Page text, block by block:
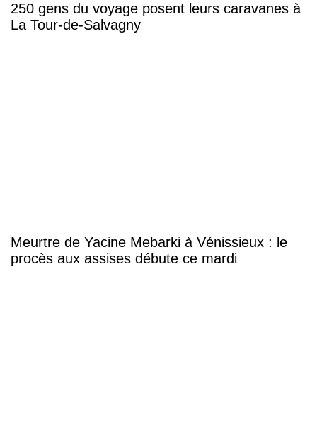
250 gens du voyage posent leurs caravanes à
La Tour-de-Salvagny
Meurtre de Yacine Mebarki à Vénissieux : le
procès aux assises débute ce mardi